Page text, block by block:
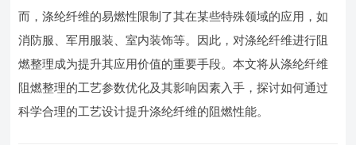
而，涤纶纤维的易燃性限制了其在某些特殊领域的应用，如
消防服、军用服装、室内装饰等。因此，对涤纶纤维进行阻
燃整理成为提升其应用价值的重要手段。本文将从涤纶纤维
阻燃整理的工艺参数优化及其影响因素入手，探讨如何通过
科学合理的工艺设计提升涤纶纤维的阻燃性能。